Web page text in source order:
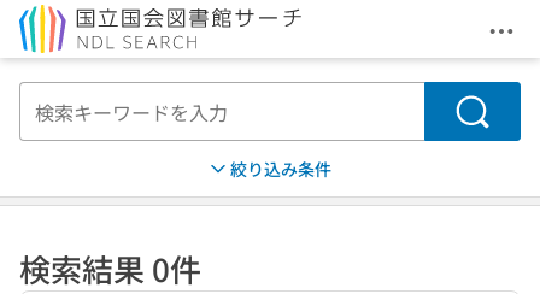
メ
検索
絞り込み条件
検索結果 0件